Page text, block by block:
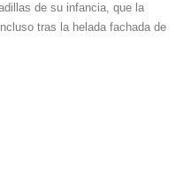
de su infancia, que la
tras la helada fachada de